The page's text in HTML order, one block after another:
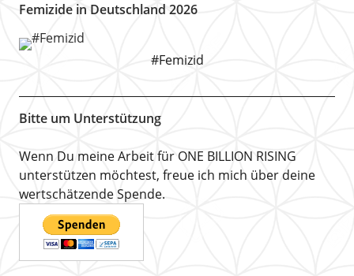
Femizide in Deutschland 2026
#Femizid
Bitte um Unterstützung
Wenn Du meine Arbeit für ONE BILLION RISING
unterstützen möchtest, freue ich mich über deine
wertschätzende Spende.